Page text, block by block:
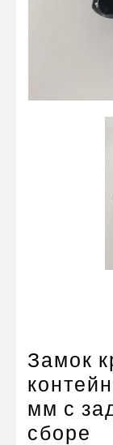
Стяжные
Замок
мм с
сборе